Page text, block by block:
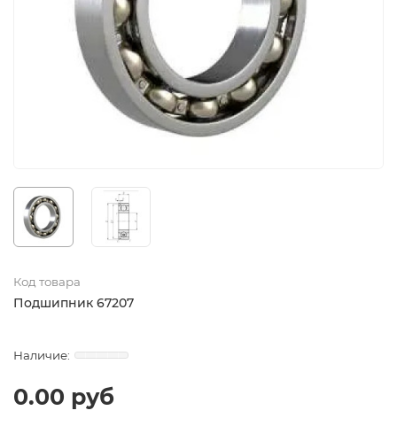
Код товара
Подшипник 67207
0.00 руб